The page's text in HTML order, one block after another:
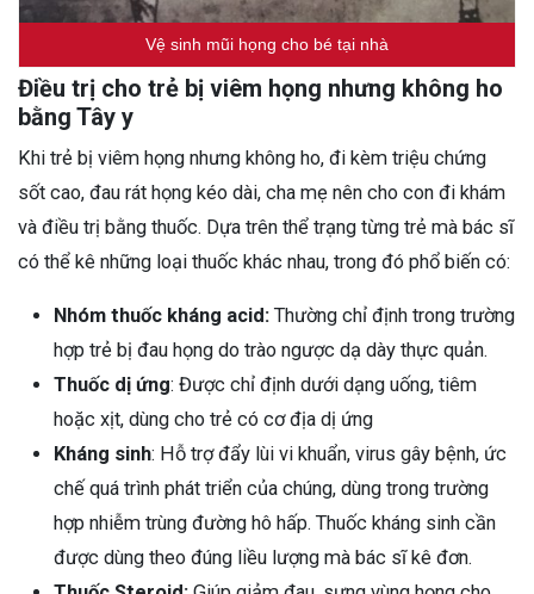
Vệ sinh mũi họng cho bé tại nhà
Điều trị cho trẻ bị viêm họng nhưng không ho
bằng Tây y
Khi trẻ bị viêm họng nhưng không ho, đi kèm triệu chứng
sốt cao, đau rát họng kéo dài, cha mẹ nên cho con đi khám
và điều trị bằng thuốc. Dựa trên thể trạng từng trẻ mà bác sĩ
có thể kê những loại thuốc khác nhau, trong đó phổ biến có:
Nhóm thuốc kháng acid: Thường chỉ định trong trường
hợp trẻ bị đau họng do trào ngược dạ dày thực quản.
Thuốc dị ứng: Được chỉ định dưới dạng uống, tiêm
hoặc xịt, dùng cho trẻ có cơ địa dị ứng
Kháng sinh: Hỗ trợ đẩy lùi vi khuẩn, virus gây bệnh, ức
chế quá trình phát triển của chúng, dùng trong trường
hợp nhiễm trùng đường hô hấp. Thuốc kháng sinh cần
được dùng theo đúng liều lượng mà bác sĩ kê đơn.